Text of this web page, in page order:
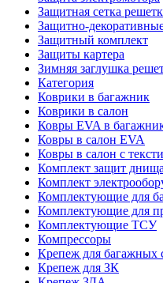
Защитная сетка
Защитно-
Защитный комплект
Защиты картера
Зимняя заглушка
Категория
Коврики в багажник
Коврики в салон
Ковры EVA в
Ковры в салон EVA
Ковры в салон с
Комплект защит днища
Комплект
Комплектующие для
Комплектующие для
Комплектующие ТСУ
Компрессоры
Крепеж для багажных
Крепеж для ЗК